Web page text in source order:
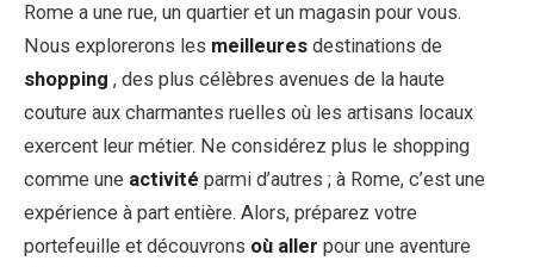
Rome a une rue, un quartier et un magasin pour vous.
Nous explorerons les meilleures destinations de
shopping , des plus célèbres avenues de la haute
couture aux charmantes ruelles où les artisans locaux
exercent leur métier. Ne considérez plus le shopping
comme une activité parmi d’autres ; à Rome, c’est une
expérience à part entière. Alors, préparez votre
portefeuille et découvrons où aller pour une aventure